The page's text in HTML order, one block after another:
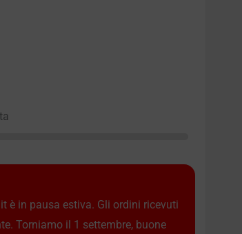
è in pausa estiva. Gli ordini ricevuti
Torniamo il 1 settembre, buone